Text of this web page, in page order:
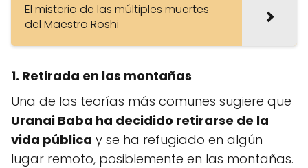
El misterio de las múltiples muertes
del Maestro Roshi
1. Retirada en las montañas
Una de las teorías más comunes sugiere que
Uranai Baba ha decidido retirarse de la
vida pública y se ha refugiado en algún
lugar remoto, posiblemente en las montañas.